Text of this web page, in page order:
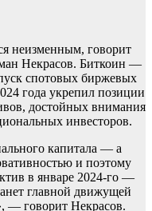
неизменным, говорит
Некрасов. Биткоин —
спотовых биржевых
года укрепил позиции
достойных внимания
инвесторов.
капитала — а
и поэтому
в январе 2024-го —
главной движущей
— говорит Некрасов.